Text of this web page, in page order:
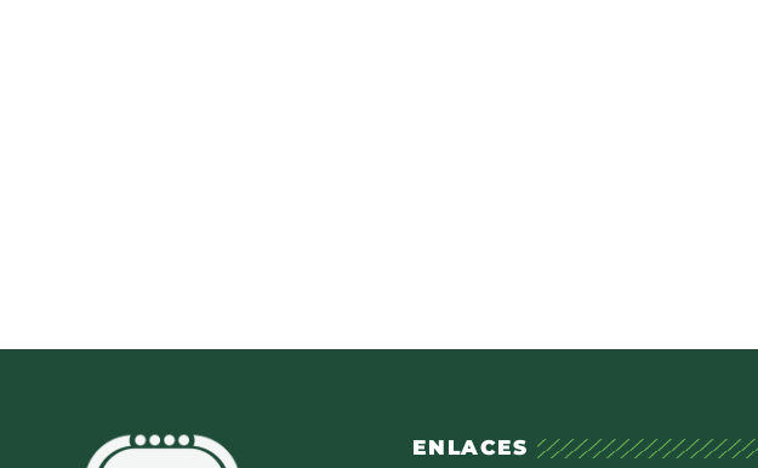
ENLACES